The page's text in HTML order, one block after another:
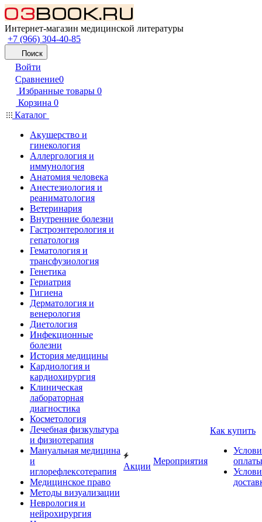
Интернет-магазин медицинской литературы
+7 (966) 304-40-85
Поиск
Войти
Сравнение0
Избранные товары 0
Корзина 0
Каталог
Акушерство и
гинекология
Аллергология и
иммунология
Анатомия человека
Анестезиология и
реаниматология
Ветеринария
Внутренние болезни
Гастроэнтерология и
гепатология
Гематология и
трансфузиология
Генетика
Гериатрия
Гигиена
Дерматология и
венерология
Диетология
Инфекционные
болезни
История медицины
Кардиология и
кардиохирургия
Клиническая
лабораторная
диагностика
Косметология
Лечебная физкультура
и физиотерапия
Мануальная медицина
и
иглорефлексотерапия
Медицинское право
Методы визуализации
Неврология и
нейрохирургия
Акции
Мероприятия
Как купить
оплаты